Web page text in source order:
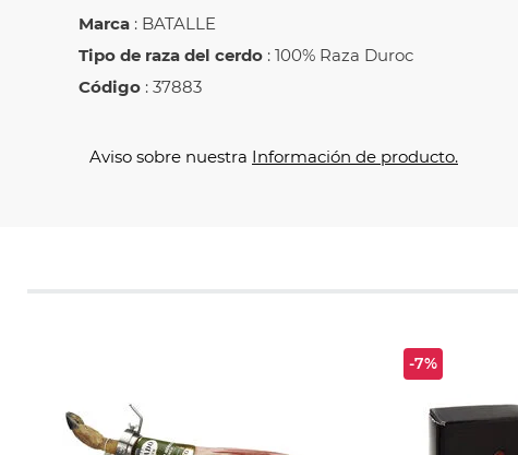
Marca : BATALLE
Tipo de raza del cerdo : 100% Raza Duroc
Código : 37883
Aviso sobre nuestra Información de producto.
-7%